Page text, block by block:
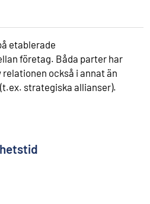
etablerade
företag. Båda parter har
också i annat än
strategiska allianser).